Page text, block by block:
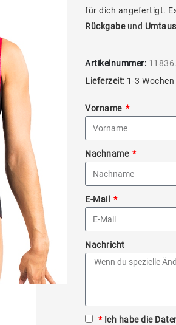
für dich angefertigt.
Rückgabeund
Artikelnummer:
Lieferzeit: 1-3 Wochen
Vorname
Nachname
E-Mail
Nachricht
*Ich habe die